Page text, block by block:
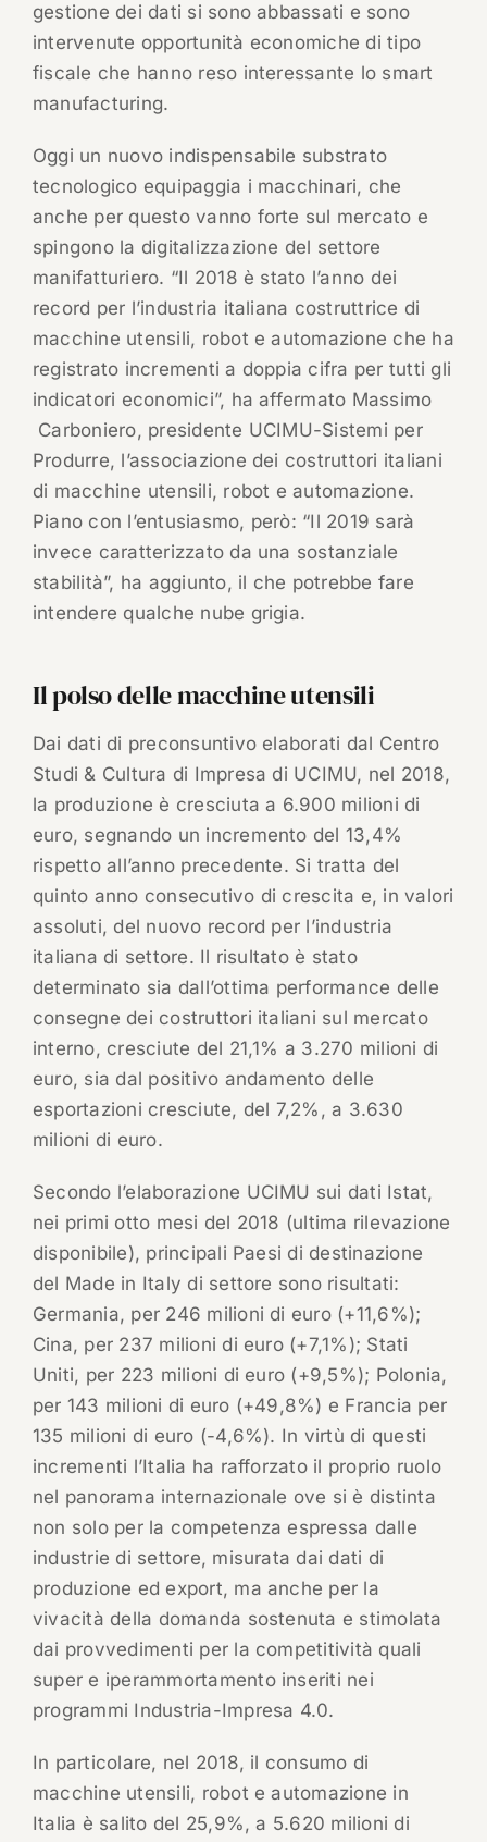
gestione dei dati si sono abbassati e sono
intervenute opportunità economiche di tipo
fiscale che hanno reso interessante lo smart
manufacturing.
Oggi un nuovo indispensabile substrato
tecnologico equipaggia i macchinari, che
anche per questo vanno forte sul mercato e
spingono la digitalizzazione del settore
manifatturiero. “Il 2018 è stato l’anno dei
record per l’industria italiana costruttrice di
macchine utensili, robot e automazione che ha
registrato incrementi a doppia cifra per tutti gli
indicatori economici”, ha affermato Massimo
Carboniero, presidente UCIMU-Sistemi per
Produrre, l’associazione dei costruttori italiani
di macchine utensili, robot e automazione.
Piano con l’entusiasmo, però: “Il 2019 sarà
invece caratterizzato da una sostanziale
stabilità”, ha aggiunto, il che potrebbe fare
intendere qualche nube grigia.
Il polso delle macchine utensili
Dai dati di preconsuntivo elaborati dal Centro
Studi & Cultura di Impresa di UCIMU, nel 2018,
la produzione è cresciuta a 6.900 milioni di
euro, segnando un incremento del 13,4%
rispetto all’anno precedente. Si tratta del
quinto anno consecutivo di crescita e, in valori
assoluti, del nuovo record per l’industria
italiana di settore. Il risultato è stato
determinato sia dall’ottima performance delle
consegne dei costruttori italiani sul mercato
interno, cresciute del 21,1% a 3.270 milioni di
euro, sia dal positivo andamento delle
esportazioni cresciute, del 7,2%, a 3.630
milioni di euro.
Secondo l’elaborazione UCIMU sui dati Istat,
nei primi otto mesi del 2018 (ultima rilevazione
disponibile), principali Paesi di destinazione
del Made in Italy di settore sono risultati:
Germania, per 246 milioni di euro (+11,6%);
Cina, per 237 milioni di euro (+7,1%); Stati
Uniti, per 223 milioni di euro (+9,5%); Polonia,
per 143 milioni di euro (+49,8%) e Francia per
135 milioni di euro (-4,6%). In virtù di questi
incrementi l’Italia ha rafforzato il proprio ruolo
nel panorama internazionale ove si è distinta
non solo per la competenza espressa dalle
industrie di settore, misurata dai dati di
produzione ed export, ma anche per la
vivacità della domanda sostenuta e stimolata
dai provvedimenti per la competitività quali
super e iperammortamento inseriti nei
programmi Industria-Impresa 4.0.
In particolare, nel 2018, il consumo di
macchine utensili, robot e automazione in
Italia è salito del 25,9%, a 5.620 milioni di